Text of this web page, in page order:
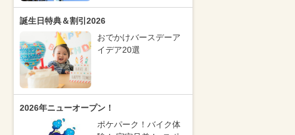
誕生日特典＆割引2026
おでかけバースデーア
イデア20選
2026年ニューオープン！
ポケパーク！バイク体